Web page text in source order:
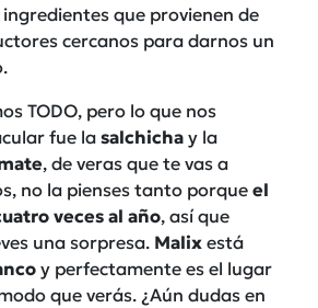
que provienen de
cercanos para darnos un
TODO, pero lo que nos
fue la salchicha y la
, de veras que te vas a
no la pienses tanto porque el
veces al año, así que
una sorpresa. Malix está
y perfectamente es el lugar
que verás. ¿Aún dudas en